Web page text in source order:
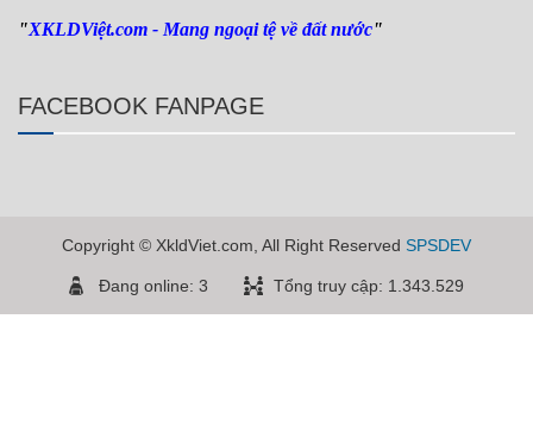
"XKLDViệt.com - Mang ngoại tệ về đất nước"
FACEBOOK FANPAGE
Copyright © XkldViet.com, All Right Reserved SPSDEV
Đang online: 3 Tổng truy cập: 1.343.529